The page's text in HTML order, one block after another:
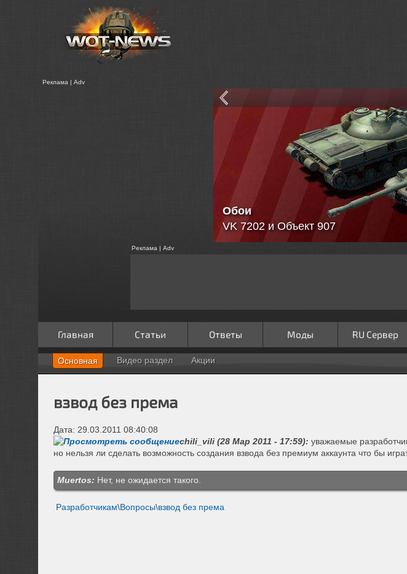
Реклама | Adv
Обои
VK 7202 и Объект 907
Реклама | Adv
Главная Статьи Ответы Моды RU Сервер
Основная Видео раздел Акции
взвод без према
Дата: 29.03.2011 08:40:08
chili_vili (28 Мар 2011 - 17:59): уважаемые
но нельзя ли сделать возможность создания взвода без премиум аккаунта что бы
Muertos: Нет, не ожидается такого.
Разработчикам\Вопросы\взвод без према